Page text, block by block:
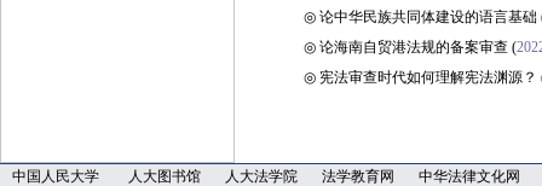
◎论中华民族共同体建设的语言基础
◎论海南自贸港法规的备案审查 (
◎ 宪法审查时代如何理解宪法渊源？
中国人民大学 人大图书馆 人大法学院 法学教育网
中华法律文化网